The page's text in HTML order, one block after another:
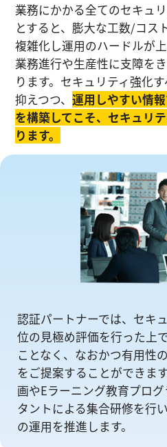
業務にかかる全てのセキュ
とすると、膨大な工数/コス
複雑化し運⽤のハードルが
業務進⾏や生産性に⽀障を
ります。セキュリティ強化
抑えつつ、運⽤しやすい情
を構築してこそ、セキュリ
ります。
認証パートナーでは、セキ
位の⾒極め評価を⾏った上
ことなく、なおかつ有⽤性
をご提案することができま
画やEラーニング教育プロ
タントによる集合研修を⾏
の運⽤を推進します。